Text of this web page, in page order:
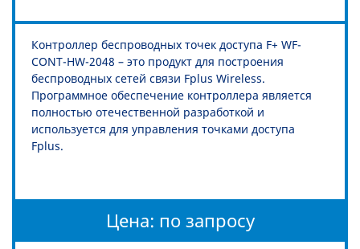
Контроллер беспроводных точек доступа F+ WF-
CONT-HW-2048 – это продукт для построения
беспроводных сетей связи Fplus Wireless.
Программное обеспечение контроллера является
полностью отечественной разработкой и
используется для управления точками доступа
Fplus.
Цена: по запросу